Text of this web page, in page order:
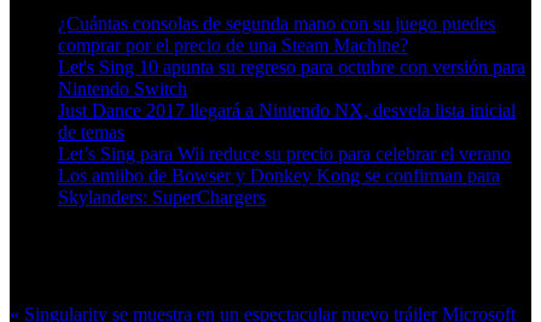
¿Cuántas consolas de segunda mano con su juego puedes
comprar por el precio de una Steam Machine?
Let's Sing 10 apunta su regreso para octubre con versión para
Nintendo Switch
Just Dance 2017 llegará a Nintendo NX, desvela lista inicial
de temas
Let’s Sing para Wii reduce su precio para celebrar el verano
Los amiibo de Bowser y Donkey Kong se confirman para
Skylanders: SuperChargers
« Singularity se muestra en un espectacular nuevo tráilerMicrosoft